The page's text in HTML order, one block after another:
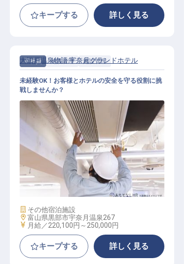
キープする 詳しく見る
正社員 施設管理 施設管理
施設管理スタッフ（総合職）
大江戸温泉物語 宇奈月グランドホテル
未経験OK！お客様とホテルの安全を守る役割に挑
戦しませんか？
施設業態
その他宿泊施設
勤務地
富山県黒部市宇奈月温泉267
給与
月給／220,100円～ 250,000円
キープする 詳しく見る